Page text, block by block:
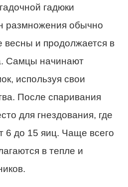
гадюки
размножения обычно
весны и продолжается в
Самцы начинают
используя свои
После спаривания
для гнездования, где
6 до 15 яиц. Чаще всего
в тепле и